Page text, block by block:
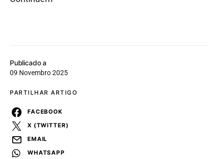
Publicado a
09 Novembro 2025
PARTILHAR ARTIGO
FACEBOOK
X (TWITTER)
EMAIL
WHATSAPP